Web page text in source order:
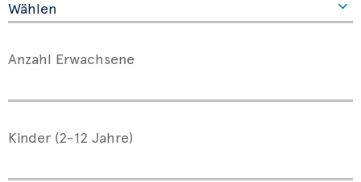
Anzahl Erwachsene
Kinder (2-12 Jahre)